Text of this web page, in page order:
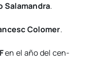
Sala­man­dra.
Colo­mer.
en el año del cen­